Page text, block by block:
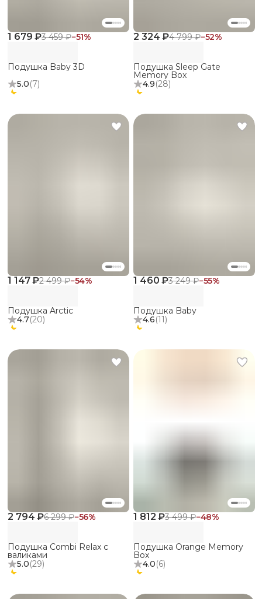
5.0(7)
1 679 ₽3 459 ₽−51%
Подушка Baby 3D
4.9(28)
2 324 ₽4 799 ₽−52%
Подушка Sleep Gate
Memory Box
4.7(20)
1 147 ₽2 499 ₽−54%
Подушка Arctic
4.6(11)
1 460 ₽3 249 ₽−55%
Подушка Baby
5.0(29)
2 794 ₽6 299 ₽−56%
Подушка Combi Relax с
валиками
4.0(6)
1 812 ₽3 499 ₽−48%
Подушка Orange Memory
Box